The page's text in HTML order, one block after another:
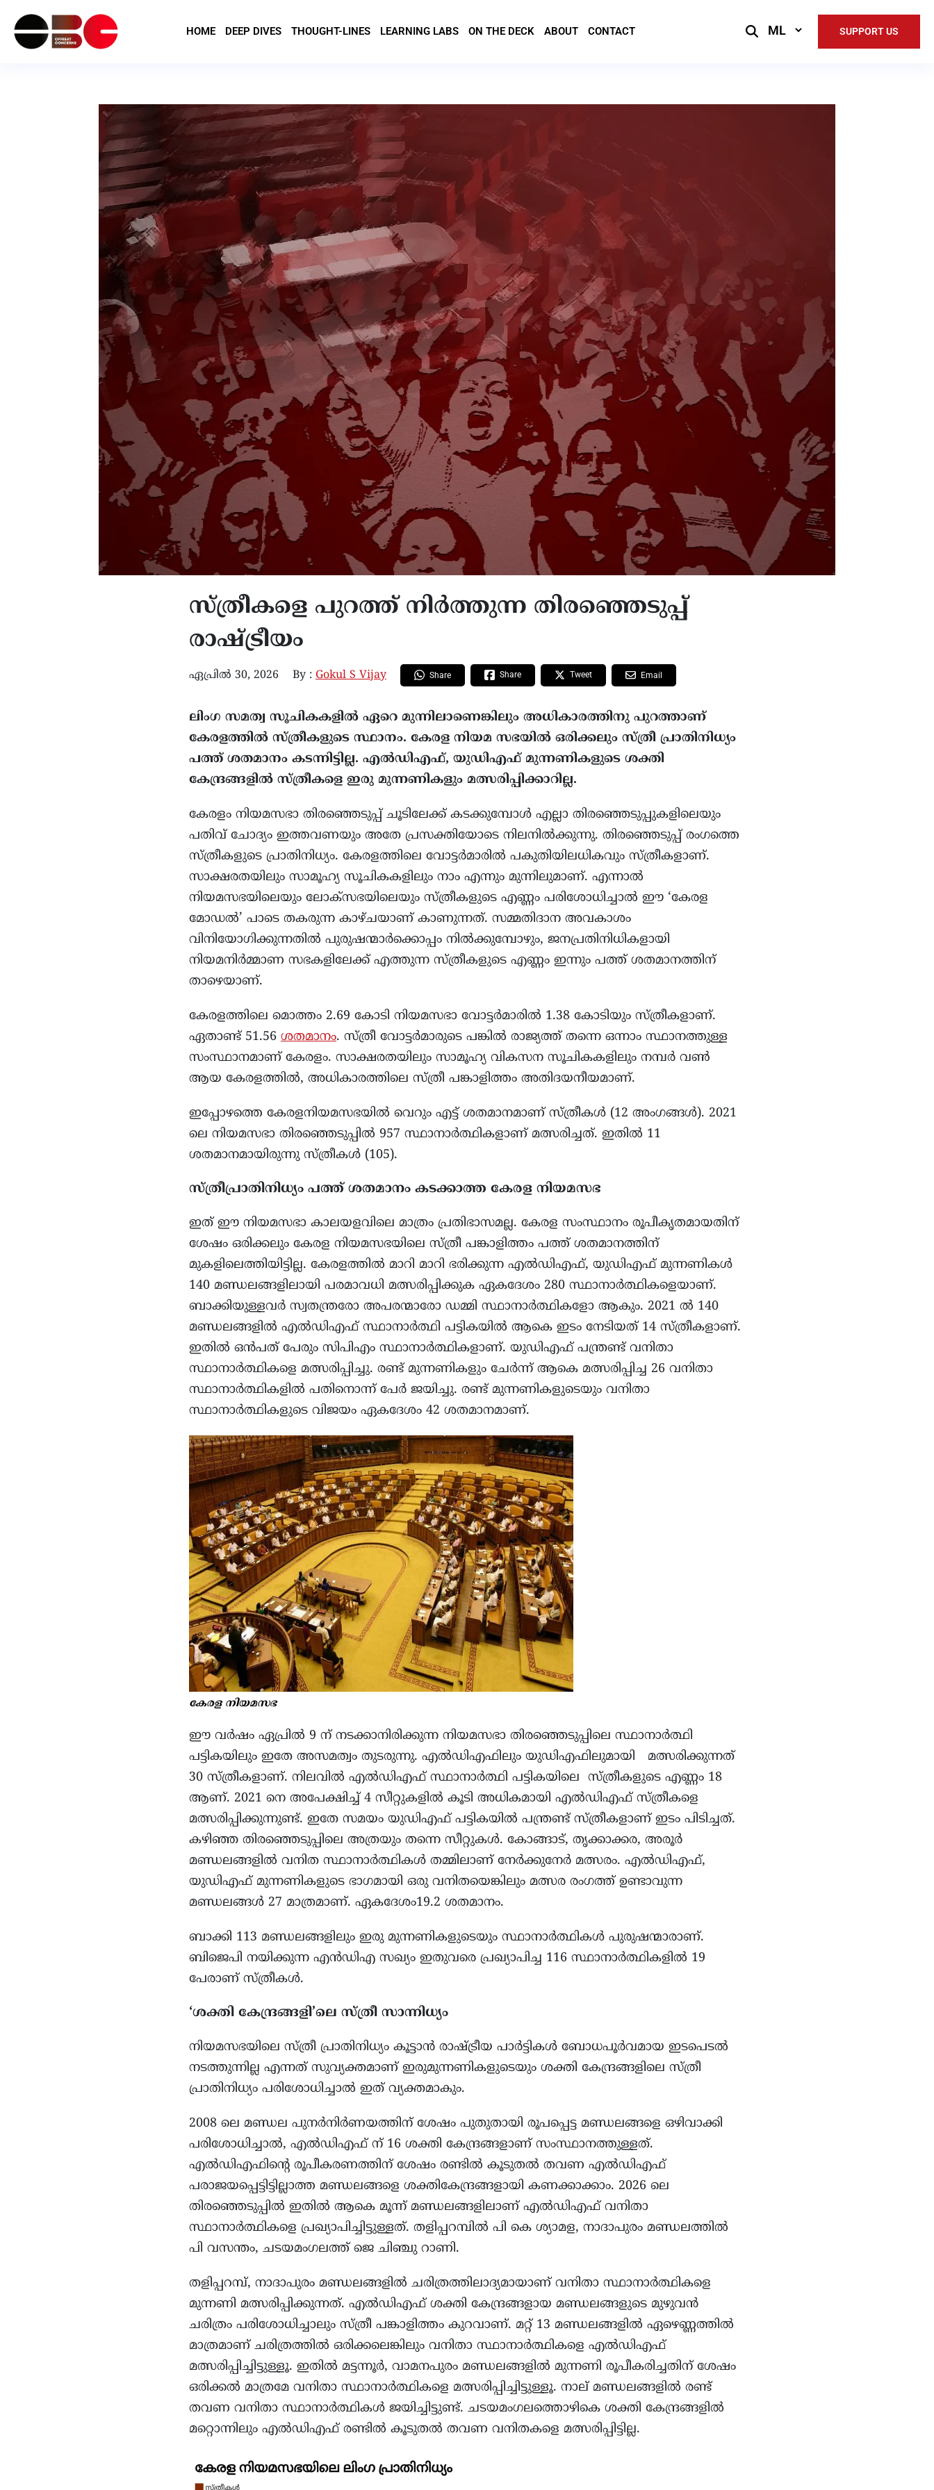
HOME DEEP DIVES THOUGHT-LINES LEARNING LABS ON THE DECK ABOUT CONTACT
Select
SUPPORT US
സ്ത്രീകളെ പുറത്ത് നിർത്തുന്ന തിരഞ്ഞെടുപ്പ്
രാഷ്ട്രീയം
ഏപ്രിൽ 30, 2026 By : Gokul S Vijay Share Share Tweet Email
ലിംഗ സമത്വ സൂചികകളിൽ ഏറെ മുന്നിലാണെങ്കിലും അധികാരത്തിനു പുറത്താണ്
കേരളത്തിൽ സ്ത്രീകളുടെ സ്ഥാനം. കേരള നിയമ സഭയിൽ ഒരിക്കലും സ്ത്രീ പ്രാതിനിധ്യം
പത്ത് ശതമാനം കടന്നിട്ടില്ല. എൽഡിഎഫ്, യുഡിഎഫ് മുന്നണികളുടെ ശക്തി
കേന്ദ്രങ്ങളിൽ സ്ത്രീകളെ ഇരു മുന്നണികളും മത്സരിപ്പിക്കാറില്ല.
കേരളം നിയമസഭാ തിരഞ്ഞെടുപ്പ് ചൂടിലേക്ക് കടക്കുമ്പോൾ എല്ലാ തിരഞ്ഞെടുപ്പുകളിലെയും
പതിവ് ചോദ്യം ഇത്തവണയും അതേ പ്രസക്തിയോടെ നിലനിൽക്കുന്നു. തിരഞ്ഞെടുപ്പ് രംഗത്തെ
സ്ത്രീകളുടെ പ്രാതിനിധ്യം. കേരളത്തിലെ വോട്ടർമാരിൽ പകുതിയിലധികവും സ്ത്രീകളാണ്.
സാക്ഷരതയിലും സാമൂഹ്യ സൂചികകളിലും നാം എന്നും മുന്നിലുമാണ്. എന്നാൽ
നിയമസഭയിലെയും ലോക്സഭയിലെയും സ്ത്രീകളുടെ എണ്ണം പരിശോധിച്ചാൽ ഈ ‘കേരള
മോഡൽ’ പാടെ തകരുന്ന കാഴ്ചയാണ് കാണുന്നത്. സമ്മതിദാന അവകാശം
വിനിയോഗിക്കുന്നതിൽ പുരുഷന്മാർക്കൊപ്പം നിൽക്കുമ്പോഴും, ജനപ്രതിനിധികളായി
നിയമനിർമ്മാണ സഭകളിലേക്ക് എത്തുന്ന സ്ത്രീകളുടെ എണ്ണം ഇന്നും പത്ത് ശതമാനത്തിന്
താഴെയാണ്.
കേരളത്തിലെ മൊത്തം 2.69 കോടി നിയമസഭാ വോട്ടർമാരിൽ 1.38 കോടിയും സ്ത്രീകളാണ്.
ഏതാണ്ട് 51.56 ശതമാനം. സ്ത്രീ വോട്ടർമാരുടെ പങ്കിൽ രാജ്യത്ത് തന്നെ ഒന്നാം സ്ഥാനത്തുള്ള
സംസ്ഥാനമാണ് കേരളം. സാക്ഷരതയിലും സാമൂഹ്യ വികസന സൂചികകളിലും നമ്പർ വൺ
ആയ കേരളത്തിൽ, അധികാരത്തിലെ സ്ത്രീ പങ്കാളിത്തം അതിദയനീയമാണ്.
ഇപ്പോഴത്തെ കേരളനിയമസഭയിൽ വെറും എട്ട് ശതമാനമാണ് സ്ത്രീകൾ (12 അംഗങ്ങൾ). 2021
ലെ നിയമസഭാ തിരഞ്ഞെടുപ്പിൽ 957 സ്ഥാനാർത്ഥികളാണ് മത്സരിച്ചത്. ഇതിൽ 11
ശതമാനമായിരുന്നു സ്ത്രീകൾ (105).
സ്ത്രീപ്രാതിനിധ്യം പത്ത് ശതമാനം കടക്കാത്ത കേരള നിയമസഭ
ഇത് ഈ നിയമസഭാ കാലയളവിലെ മാത്രം പ്രതിഭാസമല്ല. കേരള സംസ്ഥാനം രൂപീകൃതമായതിന്
ശേഷം ഒരിക്കലും കേരള നിയമസഭയിലെ സ്ത്രീ പങ്കാളിത്തം പത്ത് ശതമാനത്തിന്
മുകളിലെത്തിയിട്ടില്ല. കേരളത്തിൽ മാറി മാറി ഭരിക്കുന്ന എൽഡിഎഫ്, യുഡിഎഫ് മുന്നണികൾ
140 മണ്ഡലങ്ങളിലായി പരമാവധി മത്സരിപ്പിക്കുക ഏകദേശം 280 സ്ഥാനാർത്ഥികളെയാണ്.
ബാക്കിയുള്ളവർ സ്വതന്ത്രരോ അപരന്മാരോ ഡമ്മി സ്ഥാനാർത്ഥികളോ ആകും. 2021 ൽ 140
മണ്ഡലങ്ങളിൽ എൽഡിഎഫ് സ്ഥാനാർത്ഥി പട്ടികയിൽ ആകെ ഇടം നേടിയത് 14 സ്ത്രീകളാണ്.
ഇതിൽ ഒൻപത് പേരും സിപിഎം സ്ഥാനാർത്ഥികളാണ്. യുഡിഎഫ് പന്ത്രണ്ട് വനിതാ
സ്ഥാനാർത്ഥികളെ മത്സരിപ്പിച്ചു. രണ്ട് മുന്നണികളും ചേർന്ന് ആകെ മത്സരിപ്പിച്ച 26 വനിതാ
സ്ഥാനാർത്ഥികളിൽ പതിനൊന്ന് പേർ ജയിച്ചു. രണ്ട് മുന്നണികളുടെയും വനിതാ
സ്ഥാനാർത്ഥികളുടെ വിജയം ഏകദേശം 42 ശതമാനമാണ്.
കേരള നിയമസഭ
ഈ വർഷം ഏപ്രിൽ 9 ന് നടക്കാനിരിക്കുന്ന നിയമസഭാ തിരഞ്ഞെടുപ്പിലെ സ്ഥാനാർത്ഥി
പട്ടികയിലും ഇതേ അസമത്വം തുടരുന്നു. എൽഡിഎഫിലും യുഡിഎഫിലുമായി മത്സരിക്കുന്നത്
30 സ്ത്രീകളാണ്. നിലവിൽ എൽഡിഎഫ് സ്ഥാനാർത്ഥി പട്ടികയിലെ സ്ത്രീകളുടെ എണ്ണം 18
ആണ്. 2021 നെ അപേക്ഷിച്ച് 4 സീറ്റുകളിൽ കൂടി അധികമായി എൽഡിഎഫ് സ്ത്രീകളെ
മത്സരിപ്പിക്കുന്നുണ്ട്. ഇതേ സമയം യുഡിഎഫ് പട്ടികയിൽ പന്ത്രണ്ട് സ്ത്രീകളാണ് ഇടം പിടിച്ചത്.
കഴിഞ്ഞ തിരഞ്ഞെടുപ്പിലെ അത്രയും തന്നെ സീറ്റുകൾ. കോങ്ങാട്, തൃക്കാക്കര, അരൂർ
മണ്ഡലങ്ങളിൽ വനിത സ്ഥാനാർത്ഥികൾ തമ്മിലാണ് നേർക്കുനേർ മത്സരം. എൽഡിഎഫ്,
യുഡിഎഫ് മുന്നണികളുടെ ഭാഗമായി ഒരു വനിതയെങ്കിലും മത്സര രംഗത്ത് ഉണ്ടാവുന്ന
മണ്ഡലങ്ങൾ 27 മാത്രമാണ്. ഏകദേശം19.2 ശതമാനം.
ബാക്കി 113 മണ്ഡലങ്ങളിലും ഇരു മുന്നണികളുടെയും സ്ഥാനാർത്ഥികൾ പുരുഷന്മാരാണ്.
ബിജെപി നയിക്കുന്ന എൻഡിഎ സഖ്യം ഇതുവരെ പ്രഖ്യാപിച്ച 116 സ്ഥാനാർത്ഥികളിൽ 19
പേരാണ് സ്ത്രീകൾ.
‘ശക്തി കേന്ദ്രങ്ങളി’ലെ സ്ത്രീ സാന്നിധ്യം
നിയമസഭയിലെ സ്ത്രീ പ്രാതിനിധ്യം കൂട്ടാൻ രാഷ്ട്രീയ പാർട്ടികൾ ബോധപൂർവമായ ഇടപെടൽ
നടത്തുന്നില്ല എന്നത് സുവ്യക്തമാണ് ഇരുമുന്നണികളുടെയും ശക്തി കേന്ദ്രങ്ങളിലെ സ്ത്രീ
പ്രാതിനിധ്യം പരിശോധിച്ചാൽ ഇത് വ്യക്തമാകും.
2008 ലെ മണ്ഡല പുനർനിർണയത്തിന് ശേഷം പുതുതായി രൂപപ്പെട്ട മണ്ഡലങ്ങളെ ഒഴിവാക്കി
പരിശോധിച്ചാൽ, എൽഡിഎഫ് ന് 16 ശക്തി കേന്ദ്രങ്ങളാണ് സംസ്ഥാനത്തുള്ളത്.
എൽഡിഎഫിന്റെ രൂപീകരണത്തിന് ശേഷം രണ്ടിൽ കൂടുതൽ തവണ എൽഡിഎഫ്
പരാജയപ്പെട്ടിട്ടില്ലാത്ത മണ്ഡലങ്ങളെ ശക്തികേന്ദ്രങ്ങളായി കണക്കാക്കാം. 2026 ലെ
തിരഞ്ഞെടുപ്പിൽ ഇതിൽ ആകെ മൂന്ന് മണ്ഡലങ്ങളിലാണ് എൽഡിഎഫ് വനിതാ
സ്ഥാനാർത്ഥികളെ പ്രഖ്യാപിച്ചിട്ടുള്ളത്. തളിപ്പറമ്പിൽ പി കെ ശ്യാമള, നാദാപുരം മണ്ഡലത്തിൽ
പി വസന്തം, ചടയമംഗലത്ത് ജെ ചിഞ്ചു റാണി.
തളിപ്പറമ്പ്, നാദാപുരം മണ്ഡലങ്ങളിൽ ചരിത്രത്തിലാദ്യമായാണ് വനിതാ സ്ഥാനാർത്ഥികളെ
മുന്നണി മത്സരിപ്പിക്കുന്നത്. എൽഡിഎഫ് ശക്തി കേന്ദ്രങ്ങളായ മണ്ഡലങ്ങളുടെ മുഴുവൻ
ചരിത്രം പരിശോധിച്ചാലും സ്ത്രീ പങ്കാളിത്തം കുറവാണ്. മറ്റ് 13 മണ്ഡലങ്ങളിൽ ഏഴെണ്ണത്തിൽ
മാത്രമാണ് ചരിത്രത്തിൽ ഒരിക്കലെങ്കിലും വനിതാ സ്ഥാനാർത്ഥികളെ എൽഡിഎഫ്
മത്സരിപ്പിച്ചിട്ടുള്ളൂ. ഇതിൽ മട്ടന്നൂർ, വാമനപുരം മണ്ഡലങ്ങളിൽ മുന്നണി രൂപീകരിച്ചതിന് ശേഷം
ഒരിക്കൽ മാത്രമേ വനിതാ സ്ഥാനാർത്ഥികളെ മത്സരിപ്പിച്ചിട്ടുള്ളൂ. നാല് മണ്ഡലങ്ങളിൽ രണ്ട്
തവണ വനിതാ സ്ഥാനാർത്ഥികൾ ജയിച്ചിട്ടുണ്ട്. ചടയമംഗലത്തൊഴികെ ശക്തി കേന്ദ്രങ്ങളിൽ
മറ്റൊന്നിലും എൽഡിഎഫ് രണ്ടിൽ കൂടുതൽ തവണ വനിതകളെ മത്സരിപ്പിട്ടില്ല.